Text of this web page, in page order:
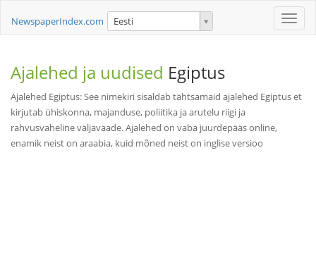
Toggle
NewspaperIndex.com Eesti
Ajalehed ja uudised Egiptus
Ajalehed Egiptus: See nimekiri sisaldab tähtsamaid ajalehed Egiptus et
kirjutab ühiskonna, majanduse, poliitika ja arutelu riigi ja
rahvusvaheline väljavaade. Ajalehed on vaba juurdepääs online,
enamik neist on araabia, kuid mõned neist on inglise versioo